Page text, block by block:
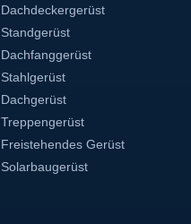
Dachdeckergerüst
Standgerüst
Dachfanggerüst
Stahlgerüst
Dachgerüst
Treppengerüst
Freistehendes Gerüst
Solarbaugerüst